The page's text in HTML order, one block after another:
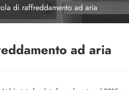
di raffreddamento ad aria
ad aria